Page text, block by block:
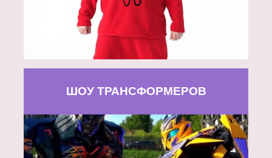
ШОУ ТРАНСФОРМЕРОВ